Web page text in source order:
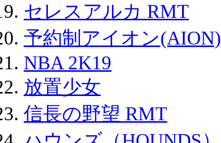
セレスアルカ RMT
予約制アイオン
NBA 2K19
放置少女
信長の野望 RMT